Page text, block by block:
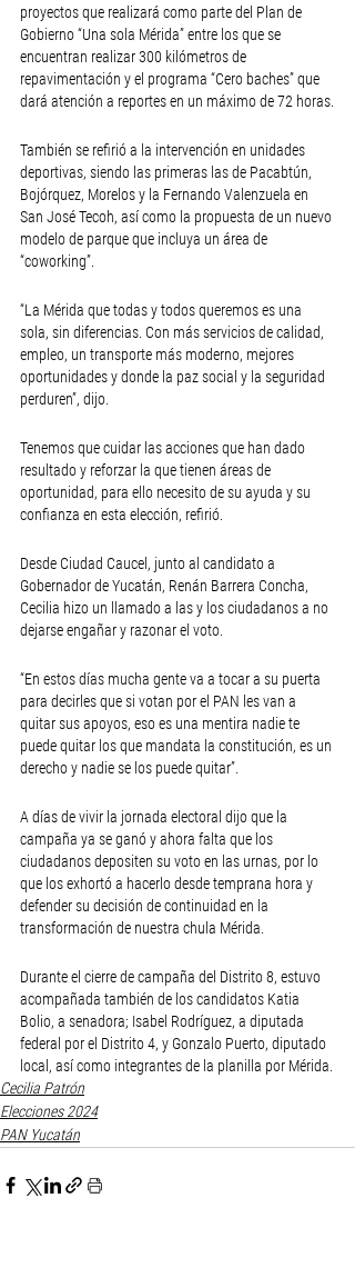
proyectos que realizará como parte del Plan de
Gobierno “Una sola Mérida” entre los que se
encuentran realizar 300 kilómetros de
repavimentación y el programa “Cero baches” que
dará atención a reportes en un máximo de 72 horas.
También se refirió a la intervención en unidades
deportivas, siendo las primeras las de Pacabtún,
Bojórquez, Morelos y la Fernando Valenzuela en
San José Tecoh, así como la propuesta de un nuevo
modelo de parque que incluya un área de
“coworking”.
“La Mérida que todas y todos queremos es una
sola, sin diferencias. Con más servicios de calidad,
empleo, un transporte más moderno, mejores
oportunidades y donde la paz social y la seguridad
perduren”, dijo.
Tenemos que cuidar las acciones que han dado
resultado y reforzar la que tienen áreas de
oportunidad, para ello necesito de su ayuda y su
confianza en esta elección, refirió.
Desde Ciudad Caucel, junto al candidato a
Gobernador de Yucatán, Renán Barrera Concha,
Cecilia hizo un llamado a las y los ciudadanos a no
dejarse engañar y razonar el voto.
“En estos días mucha gente va a tocar a su puerta
para decirles que si votan por el PAN les van a
quitar sus apoyos, eso es una mentira nadie te
puede quitar los que mandata la constitución, es un
derecho y nadie se los puede quitar”.
A días de vivir la jornada electoral dijo que la
campaña ya se ganó y ahora falta que los
ciudadanos depositen su voto en las urnas, por lo
que los exhortó a hacerlo desde temprana hora y
defender su decisión de continuidad en la
transformación de nuestra chula Mérida.
Durante el cierre de campaña del Distrito 8, estuvo
acompañada también de los candidatos Katia
Bolio, a senadora; Isabel Rodríguez, a diputada
federal por el Distrito 4, y Gonzalo Puerto, diputado
local, así como integrantes de la planilla por Mérida.
Cecilia Patrón
Elecciones 2024
PAN Yucatán